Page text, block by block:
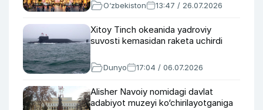
O‘zbekiston 13:47 / 26.07.2026
Xitoy Tinch okeanida yadroviy
suvosti kemasidan raketa uchirdi
Dunyo 17:04 / 06.07.2026
Alisher Navoiy nomidagi davlat
adabiyot muzeyi ko‘chirilayotganiga